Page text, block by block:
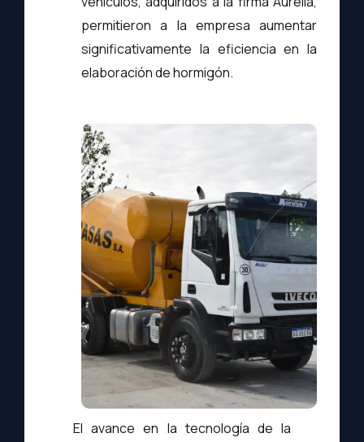
permitieron a la empresa aumentar
significativamente la eficiencia en la
elaboración de hormigón.
El avance en la tecnología de la